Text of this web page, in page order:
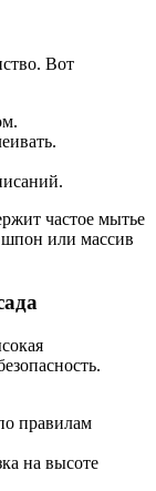
Вот
частое мытье
или массив
правилам
на высоте